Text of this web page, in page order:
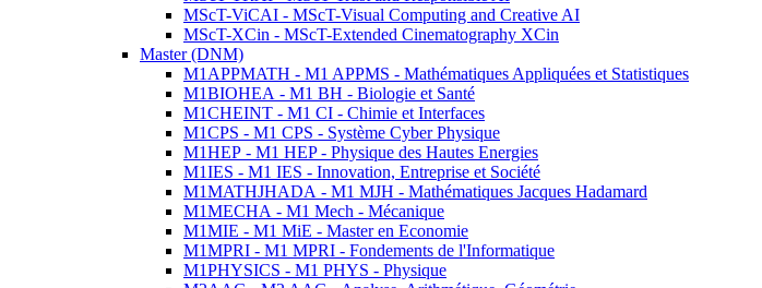
MScT-ViCAI - MScT-Visual Computing and Creative AI
MScT-XCin - MScT-Extended Cinematography XCin
Master (DNM)
M1APPMATH - M1 APPMS - Mathématiques Appliquées et Statistiques
M1BIOHEA - M1 BH - Biologie et Santé
M1CHEINT - M1 CI - Chimie et Interfaces
M1CPS - M1 CPS - Système Cyber Physique
M1HEP - M1 HEP - Physique des Hautes Energies
M1IES - M1 IES - Innovation, Entreprise et Société
M1MATHJHADA - M1 MJH - Mathématiques Jacques Hadamard
M1MECHA - M1 Mech - Mécanique
M1MIE - M1 MiE - Master en Economie
M1MPRI - M1 MPRI - Fondements de l'Informatique
M1PHYSICS - M1 PHYS - Physique